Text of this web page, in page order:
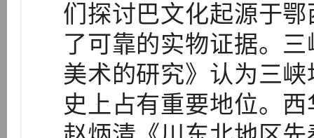
们探讨巴文化起源于
了可靠的实物证据。
美术的研究》认为三
史上占有重要地位。